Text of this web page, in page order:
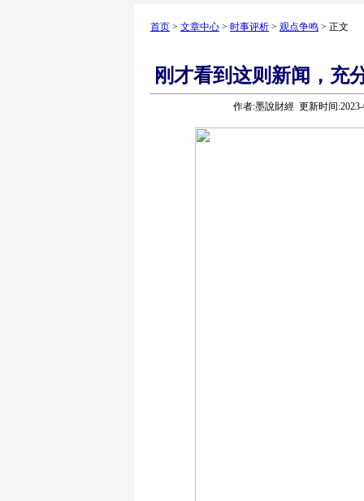
首页 > 文章中心 > 时事评析 > 观点争鸣 > 正文
刚才看到这则新闻，充
作者:墨說財經 更新时间